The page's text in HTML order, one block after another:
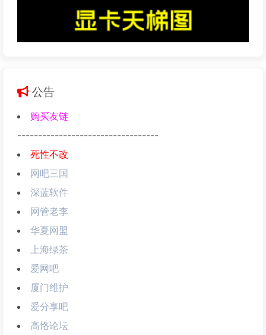
公告
购买友链
----------------------------------
死性不改
网吧三国
深蓝软件
网管老李
华夏网盟
上海绿茶
爱网吧
厦门维护
爱分享吧
高恪论坛